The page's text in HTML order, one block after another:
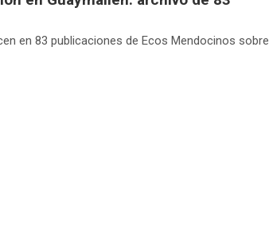
en 83 publicaciones de Ecos Mendocinos sobre